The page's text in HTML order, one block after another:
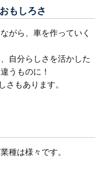
もしろさ
がら、車を作っていく
自分らしさを活かした
うものに！
さもあります。
種は様々です。